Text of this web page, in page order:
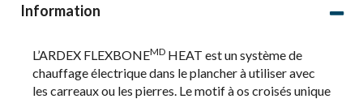
Information
L’ARDEX FLEXBONEMD HEAT est un système de
chauffage électrique dans le plancher à utiliser avec
les carreaux ou les pierres. Le motif à os croisés unique